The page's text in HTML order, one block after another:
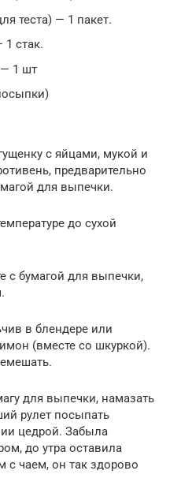
теста) — 1 пакет.
стак.
1 шт
с яйцами, мукой и
предварительно
для выпечки.
до сухой
с бумагой для выпечки,
в блендере или
(вместе со шкуркой).
для выпечки, намазать
рулет посыпать
цедрой. Забыла
до утра оставила
с чаем, он так здорово